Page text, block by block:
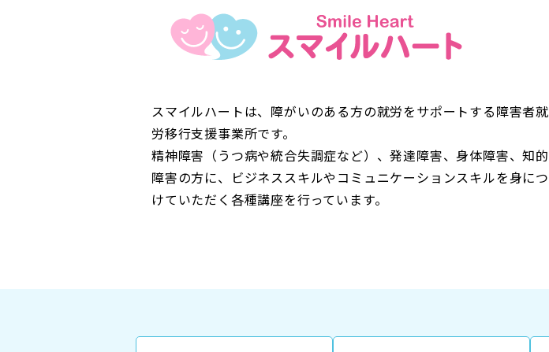
スマイルハートは、障がいのある方の就労をサポートする障害者就
労移行支援事業所です。
精神障害（うつ病や統合失調症など）、発達障害、身体障害、知的
障害の方に、ビジネススキルやコミュニケーションスキルを身につ
けていただく各種講座を行っています。